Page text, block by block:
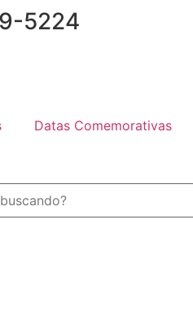
5224
Datas Comemorativas